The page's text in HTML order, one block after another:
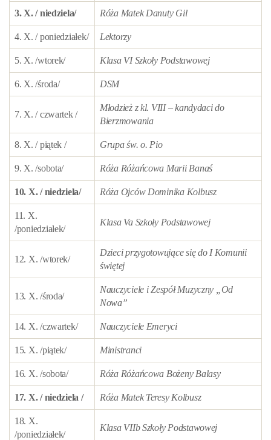
3. X. / niedziela/ Róża Matek Danuty Gil
4. X. / poniedziałek/ Lektorzy
5. X. /wtorek/ Klasa VI Szkoły Podstawowej
6. X. /środa/ DSM
7. X. / czwartek /
Młodzież z kl. VIII – kandydaci do
Bierzmowania
8. X. / piątek / Grupa św. o. Pio
9. X. /sobota/ Róża Różańcowa Marii Banaś
10. X. / niedziela/ Róża Ojców Dominika Kolbusz
11. X.
/poniedziałek/
Klasa Va Szkoły Podstawowej
12. X. /wtorek/
Dzieci przygotowujące się do I Komunii
świętej
13. X. /środa/
Nauczyciele i Zespół Muzyczny „Od
Nowa”
14. X. /czwartek/ Nauczyciele Emeryci
15. X. /piątek/ Ministranci
16. X. /sobota/ Róża Różańcowa Bożeny Balasy
17. X. / niedziela / Róża Matek Teresy Kolbusz
18. X.
/poniedziałek/
Klasa VIIb Szkoły Podstawowej